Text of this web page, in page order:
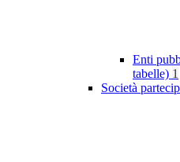
Enti
tabelle) 1
Società